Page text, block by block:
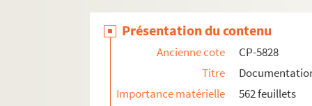
Présentation du contenu
Ancienne cote
CP-5828
Titre
Importance matérielle
562 feuillets